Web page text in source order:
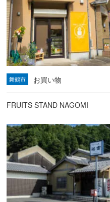
舞鶴市 お買い物
FRUITS STAND NAGOMI